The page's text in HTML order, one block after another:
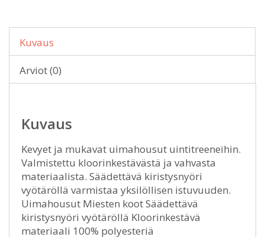
Kuvaus
Arviot (0)
Kuvaus
Kevyet ja mukavat uimahousut uintitreeneihin.
Valmistettu kloorinkestävästä ja vahvasta
materiaalista. Säädettävä kiristysnyöri
vyötäröllä varmistaa yksilöllisen istuvuuden.
Uimahousut Miesten koot Säädettävä
kiristysnyöri vyötäröllä Kloorinkestävä
materiaali 100% polyesteriä